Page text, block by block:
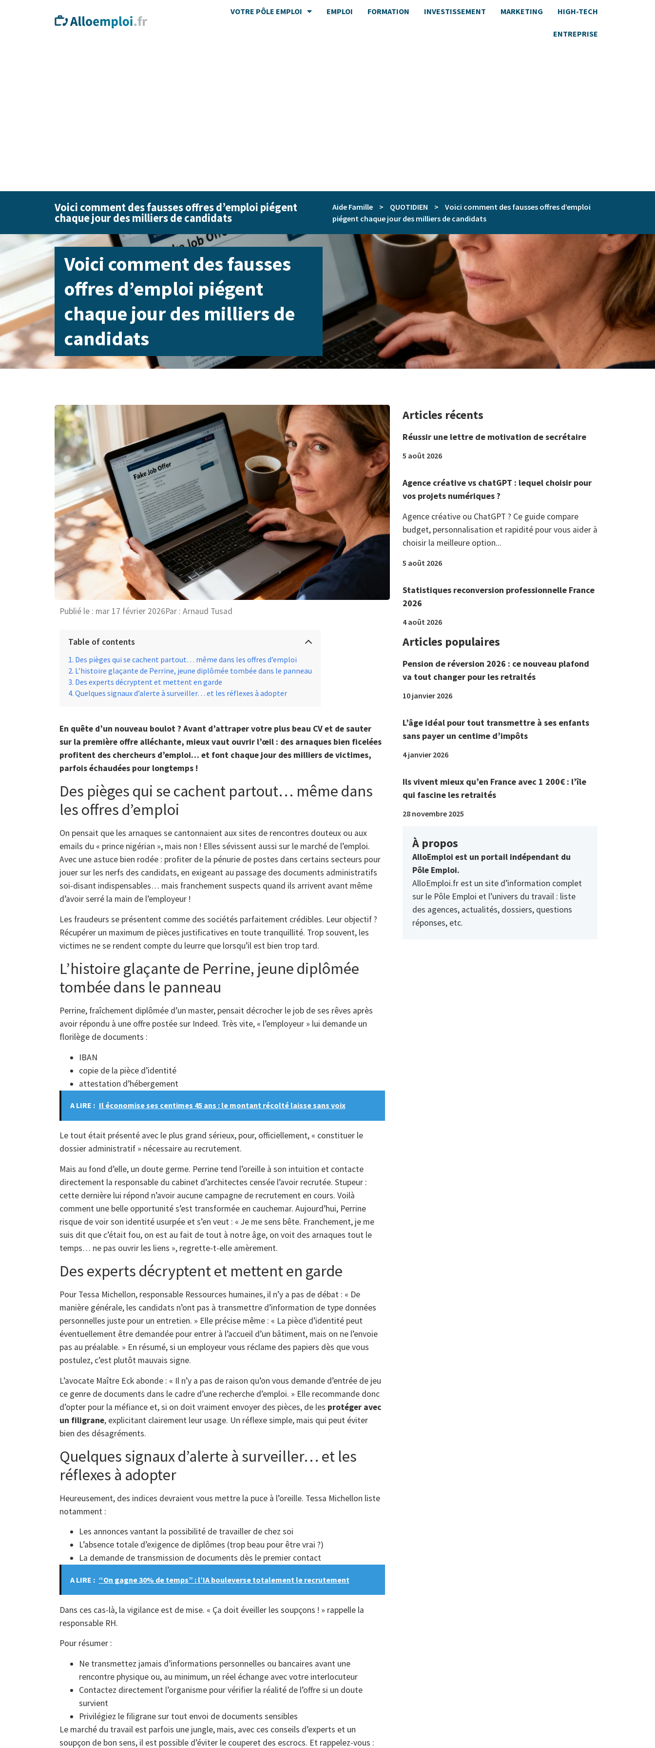
VOTRE PÔLE EMPLOI EMPLOI FORMATION INVESTISSEMENT MARKETING HIGH-TECH
ENTREPRISE
Voici comment des fausses offres d’emploi piégent
chaque jour des milliers de candidats
Aide Famille > QUOTIDIEN >
Voici comment des fausses offres d’emploi
piégent chaque jour des milliers de candidats
Voici comment des fausses
offres d’emploi piégent
chaque jour des milliers de
candidats
Publié le : mar 17 février 2026Par : Arnaud Tusad
Table of contents
Des pièges qui se cachent partout… même dans les offres d’emploi
L’histoire glaçante de Perrine, jeune diplômée tombée dans le panneau
Des experts décryptent et mettent en garde
Quelques signaux d’alerte à surveiller… et les réflexes à adopter
En quête d’un nouveau boulot ? Avant d’attraper votre plus beau CV et de sauter
sur la première offre alléchante, mieux vaut ouvrir l’œil : des arnaques bien ficelées
profitent des chercheurs d’emploi… et font chaque jour des milliers de victimes,
parfois échaudées pour longtemps !
Des pièges qui se cachent partout… même dans
les offres d’emploi
On pensait que les arnaques se cantonnaient aux sites de rencontres douteux ou aux
emails du « prince nigérian », mais non ! Elles sévissent aussi sur le marché de l’emploi.
Avec une astuce bien rodée : profiter de la pénurie de postes dans certains secteurs pour
jouer sur les nerfs des candidats, en exigeant au passage des documents administratifs
soi-disant indispensables… mais franchement suspects quand ils arrivent avant même
d’avoir serré la main de l’employeur !
Les fraudeurs se présentent comme des sociétés parfaitement crédibles. Leur objectif ?
Récupérer un maximum de pièces justificatives en toute tranquillité. Trop souvent, les
victimes ne se rendent compte du leurre que lorsqu’il est bien trop tard.
L’histoire glaçante de Perrine, jeune diplômée
tombée dans le panneau
Perrine, fraîchement diplômée d’un master, pensait décrocher le job de ses rêves après
avoir répondu à une offre postée sur Indeed. Très vite, « l’employeur » lui demande un
florilège de documents :
IBAN
copie de la pièce d’identité
attestation d’hébergement
A LIRE : Il économise ses centimes 45 ans : le montant récolté laisse sans voix
Le tout était présenté avec le plus grand sérieux, pour, officiellement, « constituer le
dossier administratif » nécessaire au recrutement.
Mais au fond d’elle, un doute germe. Perrine tend l’oreille à son intuition et contacte
directement la responsable du cabinet d’architectes censée l’avoir recrutée. Stupeur :
cette dernière lui répond n’avoir aucune campagne de recrutement en cours. Voilà
comment une belle opportunité s’est transformée en cauchemar. Aujourd’hui, Perrine
risque de voir son identité usurpée et s’en veut : « Je me sens bête. Franchement, je me
suis dit que c’était fou, on est au fait de tout à notre âge, on voit des arnaques tout le
temps… ne pas ouvrir les liens », regrette-t-elle amèrement.
Des experts décryptent et mettent en garde
Pour Tessa Michellon, responsable Ressources humaines, il n’y a pas de débat : « De
manière générale, les candidats n’ont pas à transmettre d’information de type données
personnelles juste pour un entretien. » Elle précise même : « La pièce d’identité peut
éventuellement être demandée pour entrer à l’accueil d’un bâtiment, mais on ne l’envoie
pas au préalable. » En résumé, si un employeur vous réclame des papiers dès que vous
postulez, c’est plutôt mauvais signe.
L’avocate Maître Eck abonde : « Il n’y a pas de raison qu’on vous demande d’entrée de jeu
ce genre de documents dans le cadre d’une recherche d’emploi. » Elle recommande donc
d’opter pour la méfiance et, si on doit vraiment envoyer des pièces, de les protéger avec
un filigrane, explicitant clairement leur usage. Un réflexe simple, mais qui peut éviter
bien des désagréments.
Quelques signaux d’alerte à surveiller… et les
réflexes à adopter
Heureusement, des indices devraient vous mettre la puce à l’oreille. Tessa Michellon liste
notamment :
Les annonces vantant la possibilité de travailler de chez soi
L’absence totale d’exigence de diplômes (trop beau pour être vrai ?)
La demande de transmission de documents dès le premier contact
A LIRE : “On gagne 30% de temps” : l’IA bouleverse totalement le recrutement
Dans ces cas-là, la vigilance est de mise. « Ça doit éveiller les soupçons ! » rappelle la
responsable RH.
Pour résumer :
Ne transmettez jamais d’informations personnelles ou bancaires avant une
rencontre physique ou, au minimum, un réel échange avec votre interlocuteur
Contactez directement l’organisme pour vérifier la réalité de l’offre si un doute
survient
Privilégiez le filigrane sur tout envoi de documents sensibles
Le marché du travail est parfois une jungle, mais, avec ces conseils d’experts et un
soupçon de bon sens, il est possible d’éviter le couperet des escrocs. Et rappelez-vous :
Articles récents
Réussir une lettre de motivation de secrétaire
5 août 2026
Agence créative vs chatGPT : lequel choisir pour
vos projets numériques ?
Agence créative ou ChatGPT ? Ce guide compare
budget, personnalisation et rapidité pour vous aider à
choisir la meilleure option...
5 août 2026
Statistiques reconversion professionnelle France
2026
4 août 2026
Articles populaires
Pension de réversion 2026 : ce nouveau plafond
va tout changer pour les retraités
10 janvier 2026
L’âge idéal pour tout transmettre à ses enfants
sans payer un centime d’impôts
4 janvier 2026
Ils vivent mieux qu’en France avec 1 200€ : l’île
qui fascine les retraités
28 novembre 2025
À propos
AlloEmploi est un portail indépendant du
Pôle Emploi.
AlloEmploi.fr est un site d’information complet
sur le Pôle Emploi et l’univers du travail : liste
des agences, actualités, dossiers, questions
réponses, etc.